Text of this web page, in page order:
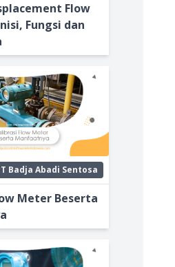
Flow
Fungsi dan
Badja Abadi Sentosa
Meter Beserta